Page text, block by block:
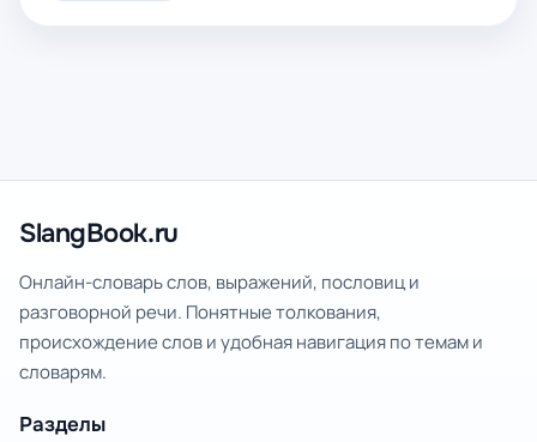
SlangBook.ru
Онлайн-словарь слов, выражений, пословиц и
разговорной речи. Понятные толкования,
происхождение слов и удобная навигация по темам и
словарям.
Разделы